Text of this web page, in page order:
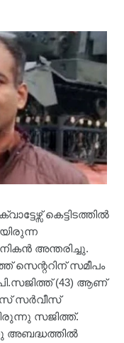
കെട്ടിടത്തിൽ
അന്തരിച്ചു.
സെന്ററിന് സമീപം
പി.സജിത്ത് (43) ആണ്
സർവീസ്
സജിത്ത്.
അബദ്ധത്തിൽ